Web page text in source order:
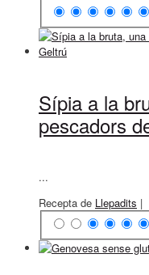
Sípia a la
pescadors
...
Recepta de Llepadits |